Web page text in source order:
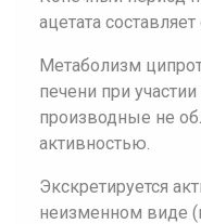
ацетата
Метаболизм
печени при
производные не
активностью.
Экскретируется
неизменном виде